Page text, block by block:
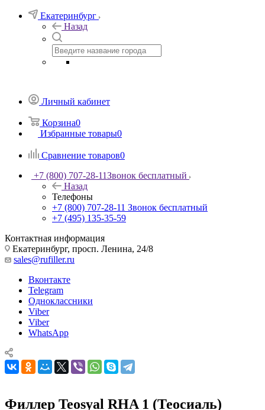
Екатеринбург
Назад
Личный кабинет
Корзина0
Избранные товары0
Сравнение товаров0
+7 (800) 707-28-11Звонок бесплатный
Назад
Телефоны
+7 (800) 707-28-11 Звонок бесплатный
+7 (495) 135-35-59
Контактная информация
Екатеринбург, просп. Ленина, 24/8
sales@rufiller.ru
Вконтакте
Telegram
Одноклассники
Viber
Viber
WhatsApp
Филлер Teosyal RHA 1 (Теосиаль)